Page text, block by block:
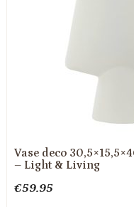
Vase deco
– Light & Living
€59.95